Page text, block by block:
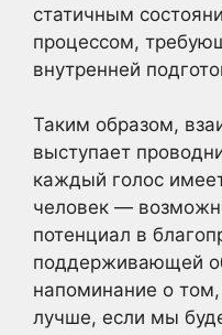
статичным
процессом,
внутренней
Таким образом,
выступает
каждый голос
человек —
потенциал в
поддерживающей
напоминание о
лучше, если мы